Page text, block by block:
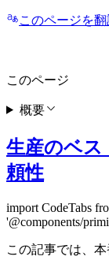
このページを翻
生産のベス
頼性
import CodeTabs
'@components/
この記事では、
このページ
概要